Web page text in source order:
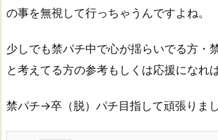
の事を無視して行っちゃうんですよね。
少しでも禁パチ中で心が揺らいでる方・
と考えてる方の参考もしくは応援になれ
禁パチ→卒（脱）パチ目指して頑張りま